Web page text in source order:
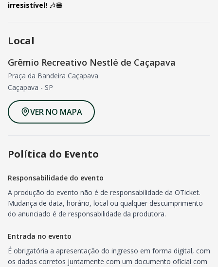
irresistível! 🎶🍔
Local
Grêmio Recreativo Nestlé de Caçapava
Praça da Bandeira Caçapava
Caçapava - SP
VER NO MAPA
Política do Evento
Responsabilidade do evento
A produção do evento não é de responsabilidade da OTicket.
Mudança de data, horário, local ou qualquer descumprimento
do anunciado é de responsabilidade da produtora.
Entrada no evento
É obrigatória a apresentação do ingresso em forma digital, com
os dados corretos juntamente com um documento oficial com